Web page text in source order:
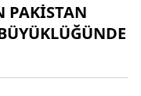
PAKİSTAN